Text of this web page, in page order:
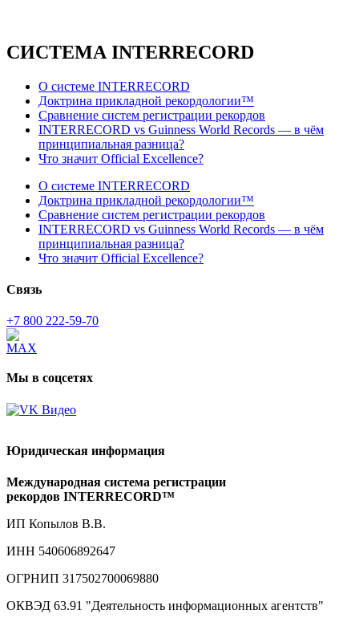
СИСТЕМА INTERRECORD
О системе INTERRECORD
Доктрина прикладной рекордологии™
Сравнение систем регистрации рекордов
INTERRECORD vs Guinness World Records — в чём
принципиальная разница?
Что значит Official Excellence?
О системе INTERRECORD
Доктрина прикладной рекордологии™
Сравнение систем регистрации рекордов
INTERRECORD vs Guinness World Records — в чём
принципиальная разница?
Что значит Official Excellence?
Связь
+7 800 222-59-70
Мы в соцсетях
Юридическая информация
Международная система регистрации
рекордов INTERRECORD™
ИП Копылов В.В.
ИНН 540606892647
ОГРНИП 317502700069880
ОКВЭД 63.91 "Деятельность информационных агентств"